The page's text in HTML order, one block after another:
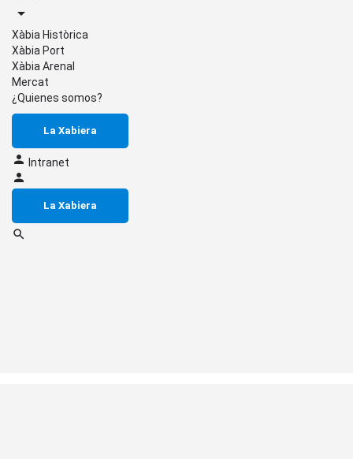
Xàbia Històrica
Xàbia Port
Xàbia Arenal
Mercat
¿Quienes somos?
La Xabiera
Intranet
La Xabiera